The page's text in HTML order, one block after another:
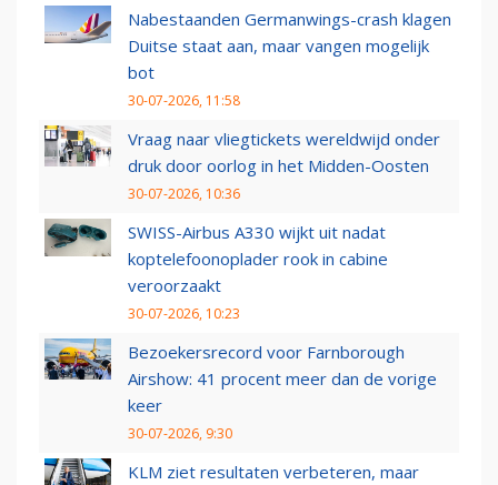
Nabestaanden Germanwings-crash klagen
Duitse staat aan, maar vangen mogelijk
bot
30-07-2026, 11:58
Vraag naar vliegtickets wereldwijd onder
druk door oorlog in het Midden-Oosten
30-07-2026, 10:36
SWISS-Airbus A330 wijkt uit nadat
koptelefoonoplader rook in cabine
veroorzaakt
30-07-2026, 10:23
Bezoekersrecord voor Farnborough
Airshow: 41 procent meer dan de vorige
keer
30-07-2026, 9:30
KLM ziet resultaten verbeteren, maar